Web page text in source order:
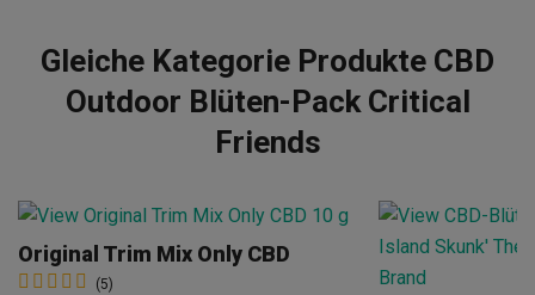
Gleiche Kategorie Produkte CBD
Outdoor Blüten-Pack Critical
Friends
Original Trim Mix Only CBD
(5)